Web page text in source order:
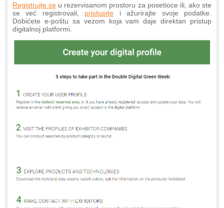
Registrujte se u rezervisanom prostoru za posetioce ili, ako ste
se već registrovali, pristupite i ažurirajte svoje podatke.
Dobićete e-poštu sa vezom koja vam daje direktan pristup
digitalnoj platformi.